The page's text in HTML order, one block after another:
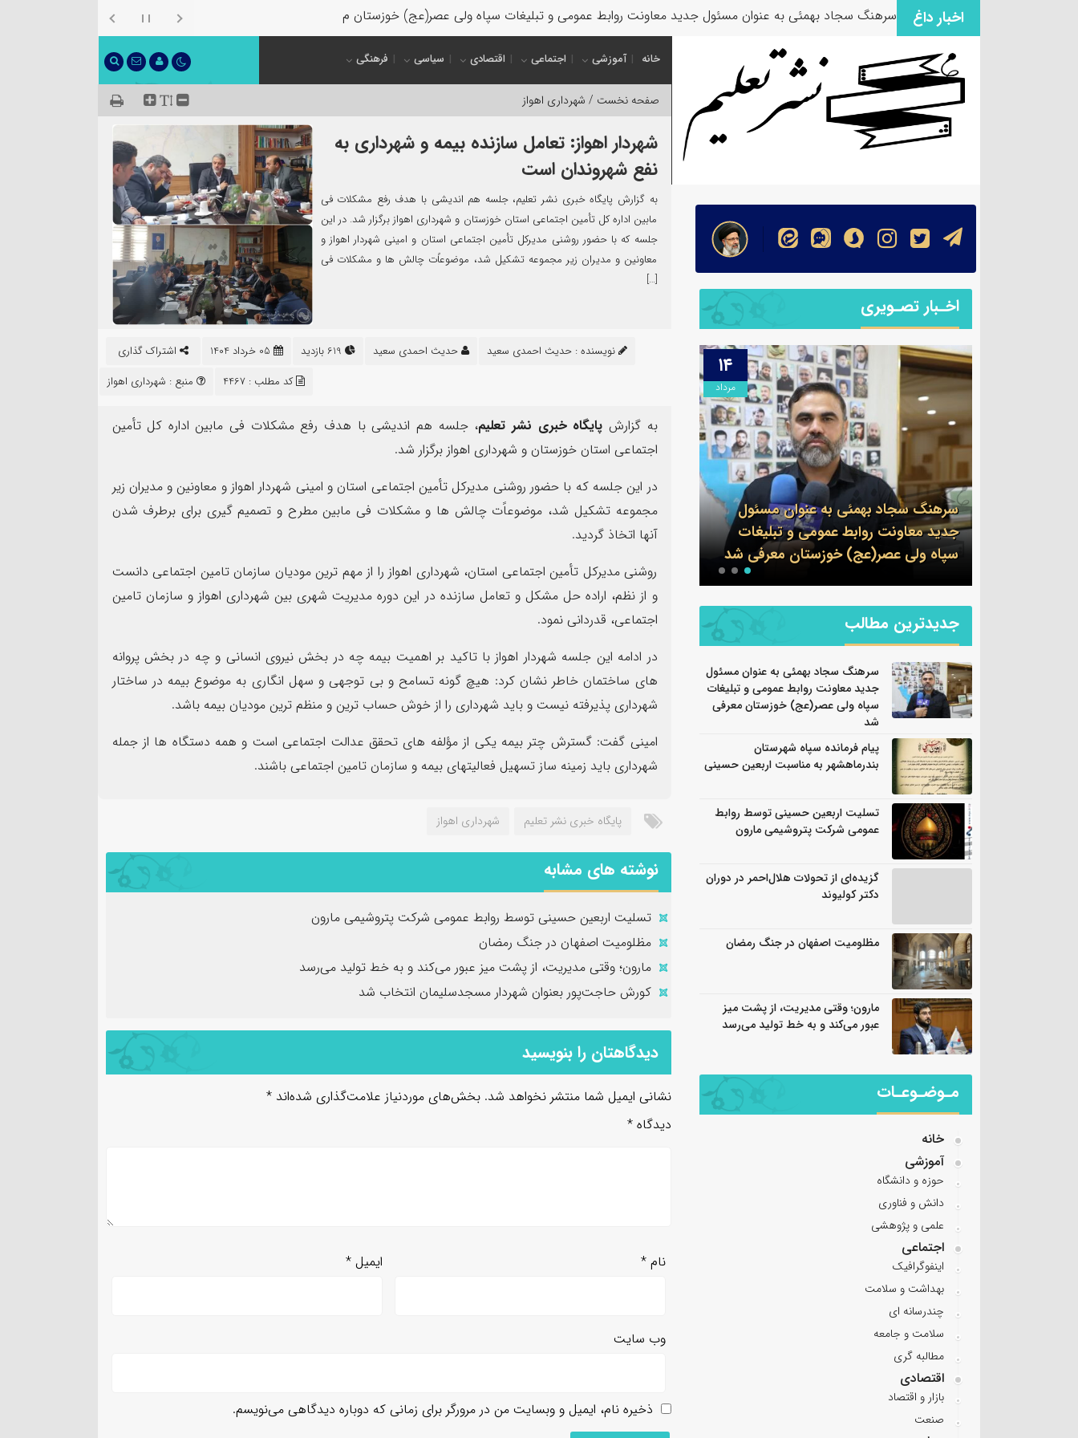
اخبار داغ سرهنگ سجاد بهمئی به عنوان مسئول جدید معاونت روابط عمومی و تبلیغات سپاه ولی عصر(عج) خوزستان معرفی شد
خانه آموزشی اجتماعی اقتصادی سیاسی فرهنگی
صفحه نخست / شهرداری اهواز
شهردار اهواز: تعامل سازنده بیمه و شهرداری به
نفع شهروندان است
به گزارش پایگاه خبری نشر تعلیم، جلسه هم اندیشی با هدف رفع مشکلات فی
مابین اداره کل تأمین اجتماعی استان خوزستان و شهرداری اهواز برگزار شد. در این
جلسه که با حضور روشنی مدیرکل تأمین اجتماعی استان و امینی شهردار اهواز و
معاونین و مدیران زیر مجموعه تشکیل شد، موضوعاًت چالش ها و مشکلات فی
[…]
اشتراک گذاری حدیث احمدی سعید نویسنده : حدیث احمدی سعید
منبع : شهرداری اهواز کد مطلب : 4467
به گزارش پایگاه خبری نشر تعلیم، جلسه هم اندیشی با هدف رفع مشکلات فی مابین اداره کل تأمین
اجتماعی استان خوزستان و شهرداری اهواز برگزار شد.
در این جلسه که با حضور روشنی مدیرکل تأمین اجتماعی استان و امینی شهردار اهواز و معاونین و مدیران زیر
مجموعه تشکیل شد، موضوعاًت چالش ها و مشکلات فی مابین مطرح و تصمیم گیری برای برطرف شدن
آنها اتخاذ گردید.
روشنی مدیرکل تأمین اجتماعی استان، شهرداری اهواز را از مهم ترین مودیان سازمان تامین اجتماعی دانست
و از نظم، اراده حل مشکل و تعامل سازنده در این دوره مدیریت شهری بین شهرداری اهواز و سازمان تامین
اجتماعی، قدردانی نمود.
در ادامه این جلسه شهردار اهواز با تاکید بر اهمیت بیمه چه در بخش نیروی انسانی و چه در بخش پروانه
های ساختمان خاطر نشان کرد: هیچ گونه تسامح و بی توجهی و سهل انگاری به موضوع بیمه در ساختار
شهرداری پذیرفته نیست و باید شهرداری را از خوش حساب ترین و منظم ترین مودیان بیمه باشد.
امینی گفت: گسترش چتر بیمه یکی از مؤلفه های تحقق عدالت اجتماعی است و همه دستگاه ها از جمله
شهرداری باید زمینه ساز تسهیل فعالیتهای بیمه و سازمان تامین اجتماعی باشند.
پایگاه خبری نشر تعلیم شهرداری اهواز
نوشته های مشابه
تسلیت اربعین حسینی توسط روابط عمومی شرکت پتروشیمی مارون
مظلومیت اصفهان در جنگ رمضان
مارون؛ وقتی مدیریت، از پشت میز عبور می‌کند و به خط تولید می‌رسد
کورش حاجت‌پور بعنوان شهردار مسجدسلیمان انتخاب شد
دیدگاهتان را بنویسید
نشانی ایمیل شما منتشر نخواهد شد. بخش‌های موردنیاز علامت‌گذاری شده‌اند *
دیدگاه *
نام* ایمیل *
وب‌ سایت
ذخیره نام، ایمیل و وبسایت من در مرورگر برای زمانی که دوباره دیدگاهی می‌نویسم.
اخـبار تصـویری
۱۴
مرداد
بهمئی به عنوان مسئول
روابط عمومی و تبلیغات
خوزستان معرفی شد
پیام فرمانده سپاه شهرستان بندرماهشهر
به مناسبت اربعین حسینی
تسلیت اربعین حسینی توسط روابط
سرهنگ سجاد بهمئی به عنوان مسئول
جدیدترین مطالب
سرهنگ سجاد بهمئی به عنوان مسئول
جدید معاونت روابط عمومی و تبلیغات
سپاه ولی عصر(عج) خوزستان معرفی
شد
پیام فرمانده سپاه شهرستان
بندرماهشهر به مناسبت اربعین حسینی
تسلیت اربعین حسینی توسط روابط
عمومی شرکت پتروشیمی مارون
گزیده‌ای از تحولات هلال‌احمر در دوران
دکتر کولیوند
مظلومیت اصفهان در جنگ رمضان
مارون؛ وقتی مدیریت، از پشت میز
عبور می‌کند و به خط تولید می‌رسد
مـوضـوعـات
خانه
آموزشی
حوزه و دانشگاه
دانش و فناوری
علمی و پژوهشی
اجتماعی
اینفوگرافیک
بهداشت و سلامت
چندرسانه ای
سلامت و جامعه
مطالبه گری
اقتصادی
بازار و اقتصاد
صنعت